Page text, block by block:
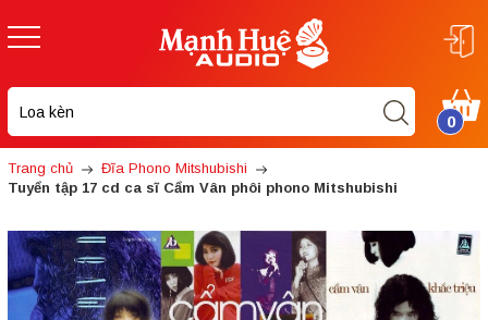
0
Trang chủ
Đĩa Phono Mitshubishi
Tuyển tập 17 cd ca sĩ Cẩm Vân phôi phono Mitshubishi